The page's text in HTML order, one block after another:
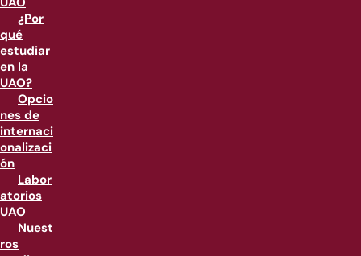
¿Por
qué
estudiar
en la
UAO?
Opcio
nes de
internaci
onalizaci
ón
Labor
atorios
UAO
Nuest
ros